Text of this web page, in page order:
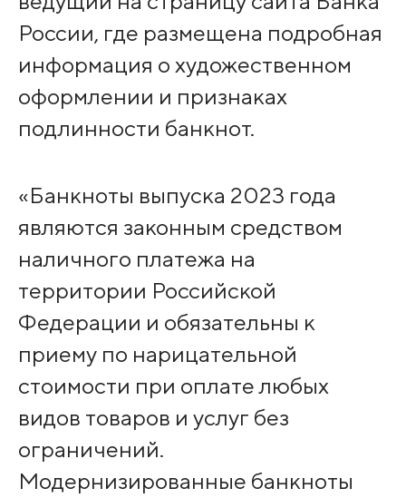
России, где размещена подробная
информация о художественном
оформлении и признаках
подлинности банкнот.
«Банкноты выпуска 2023 года
являются законным средством
наличного платежа на
территории Российской
Федерации и обязательны к
приему по нарицательной
стоимости при оплате любых
видов товаров и услуг без
ограничений.
Модернизированные банкноты